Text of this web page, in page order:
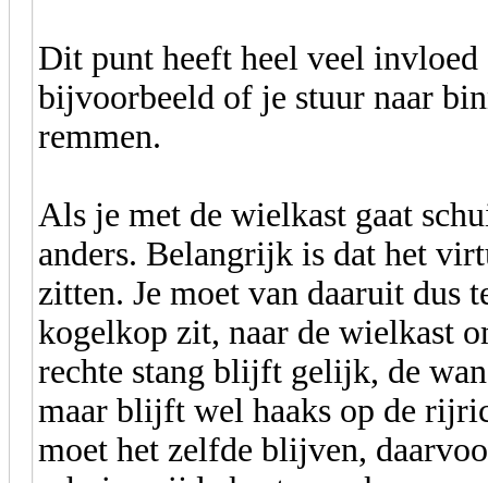
Dit punt heeft heel veel invloed
bijvoorbeeld of je stuur naar
remmen.
Als je met de wielkast gaat
anders. Belangrijk is dat het
zitten. Je moet van daaruit dus
kogelkop zit, naar de wielkast
rechte stang blijft gelijk, de
maar blijft wel haaks op de
moet het zelfde blijven,